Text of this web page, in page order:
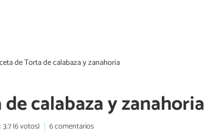
de Torta de calabaza y zanahoria
calabaza y zanahoria
(6 votos)
6 comentarios